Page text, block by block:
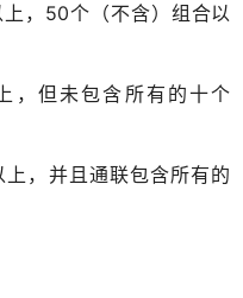
，50个（不含）组合以
但未包含所有的十个
，并且通联包含所有的